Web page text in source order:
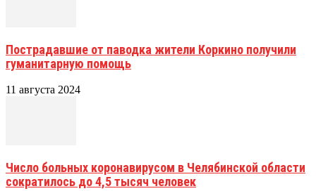
Пострадавшие от паводка жители Коркино получили
гуманитарную помощь
11 августа 2024
Число больных коронавирусом в Челябинской области
сократилось до 4,5 тысяч человек